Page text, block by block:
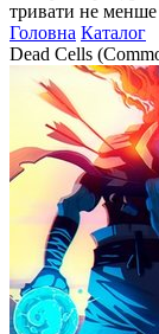
тривати не менше
Головна Каталог
Dead Cells